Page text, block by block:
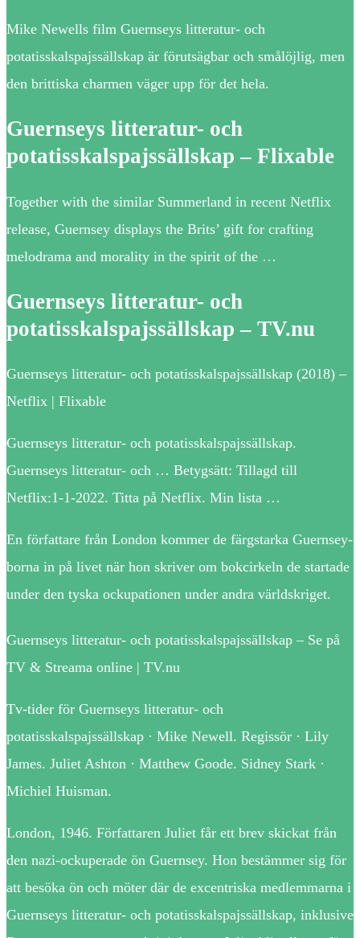
Mike Newells film Guernseys litteratur- och
potatisskalspajssällskap är förutsägbar och smålöjlig, men
den brittiska charmen väger upp för det hela.
Guernseys litteratur- och
potatisskalspajssällskap – Flixable
Together with the similar Summerland in recent Netflix
release, Guernsey displays the Brits’ gift for crafting
melodrama and morality in the spirit of the …
Guernseys litteratur- och
potatisskalspajssällskap – TV.nu
Guernseys litteratur- och potatisskalspajssällskap (2018) –
Netflix | Flixable
Guernseys litteratur- och potatisskalspajssällskap.
Guernseys litteratur- och … Betygsätt: Tillagd till
Netflix:1-1-2022. Titta på Netflix. Min lista …
En författare från London kommer de färgstarka Guernsey-
borna in på livet när hon skriver om bokcirkeln de startade
under den tyska ockupationen under andra världskriget.
Guernseys litteratur- och potatisskalspajssällskap – Se på
TV & Streama online | TV.nu
Tv-tider för Guernseys litteratur- och
potatisskalspajssällskap · Mike Newell. Regissör · Lily
James. Juliet Ashton · Matthew Goode. Sidney Stark ·
Michiel Huisman.
London, 1946. Författaren Juliet får ett brev skickat från
den nazi-ockuperade ön Guernsey. Hon bestämmer sig för
att besöka ön och möter där de excentriska medlemmarna i
Guernseys litteratur- och potatisskalspajssällskap, inklusive